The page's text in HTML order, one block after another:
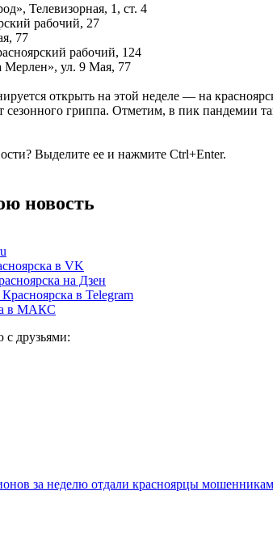
Телевизорная, 1, ст. 4
рабочий, 27
77
рабочий, 124
Мерлен», ул. 9 Мая, 77
открыть на этой неделе — на
сезонного гриппа. Отметим, в пик пандемии
Выделите ее и нажмите Ctrl+Enter.
новость
в VK
на Дзен
в Telegram
в МАКС
с друзьями:
за неделю отдали красноярцы мошенникам